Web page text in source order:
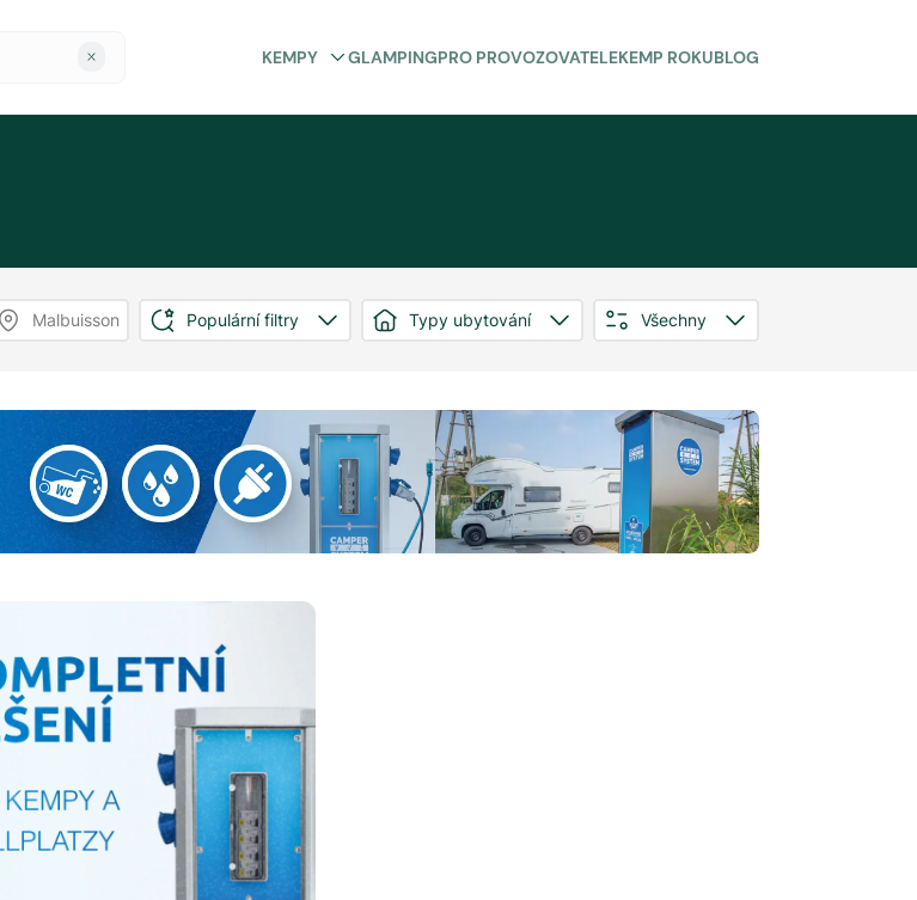
KEMPY GLAMPINGPRO PROVOZOVATELEKEMP ROKUBLOG
Malbuisson Populární filtry Typy ubytování Všechny